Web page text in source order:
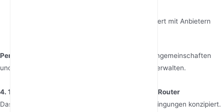
: Funktioniert mit Anbietern
Perfekt für
: Digitale Nomaden, Studenten in Wohngemeinschaften
und Freiberufler, die Kundenprojekte unterwegs verwalten.
4. 10000mAh Akku WiFi 6 SA/NSA Portabler 5G Router
Das
ist für extreme Bedingungen konzipiert.